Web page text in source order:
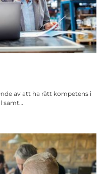
av att ha rätt kompetens i
samt…